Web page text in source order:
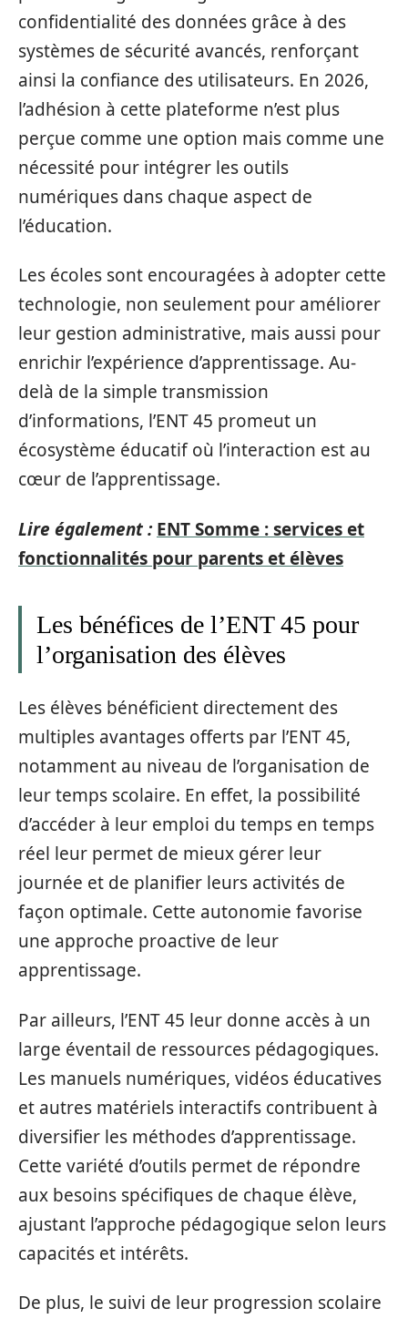
confidentialité des données grâce à des
systèmes de sécurité avancés, renforçant
ainsi la confiance des utilisateurs. En 2026,
l’adhésion à cette plateforme n’est plus
perçue comme une option mais comme une
nécessité pour intégrer les outils
numériques dans chaque aspect de
l’éducation.
Les écoles sont encouragées à adopter cette
technologie, non seulement pour améliorer
leur gestion administrative, mais aussi pour
enrichir l’expérience d’apprentissage. Au-
delà de la simple transmission
d’informations, l’ENT 45 promeut un
écosystème éducatif où l’interaction est au
cœur de l’apprentissage.
Lire également : ENT Somme : services et
fonctionnalités pour parents et élèves
Les bénéfices de l’ENT 45 pour
l’organisation des élèves
Les élèves bénéficient directement des
multiples avantages offerts par l’ENT 45,
notamment au niveau de l’organisation de
leur temps scolaire. En effet, la possibilité
d’accéder à leur emploi du temps en temps
réel leur permet de mieux gérer leur
journée et de planifier leurs activités de
façon optimale. Cette autonomie favorise
une approche proactive de leur
apprentissage.
Par ailleurs, l’ENT 45 leur donne accès à un
large éventail de ressources pédagogiques.
Les manuels numériques, vidéos éducatives
et autres matériels interactifs contribuent à
diversifier les méthodes d’apprentissage.
Cette variété d’outils permet de répondre
aux besoins spécifiques de chaque élève,
ajustant l’approche pédagogique selon leurs
capacités et intérêts.
De plus, le suivi de leur progression scolaire